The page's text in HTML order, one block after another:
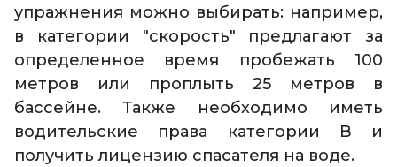
упражнения можно выбирать: например,
в категории "скорость" предлагают за
определенное время пробежать 100
метров или проплыть 25 метров в
бассейне. Также необходимо иметь
водительские права категории B и
получить лицензию спасателя на воде.